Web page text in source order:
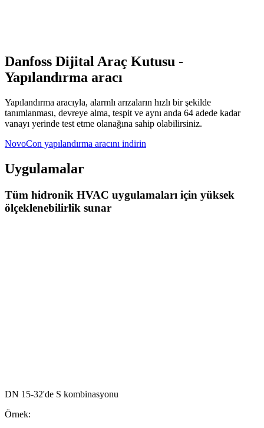
Danfoss Dijital Araç Kutusu -
Yapılandırma aracı
Yapılandırma aracıyla, alarmlı arızaların hızlı bir şekilde
tanımlanması, devreye alma, tespit ve aynı anda 64 adede kadar
vanayı yerinde test etme olanağına sahip olabilirsiniz.
NovoCon yapılandırma aracını indirin
Uygulamalar
Tüm hidronik HVAC uygulamaları için yüksek
ölçeklenebilirlik sunar
DN 15-32'de S kombinasyonu
Örnek: